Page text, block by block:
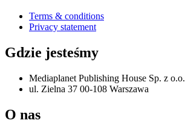
Terms & conditions
Privacy statement
Gdzie jesteśmy
Mediaplanet Publishing House Sp. z o.o.
ul. Zielna 37 00-108 Warszawa
O nas